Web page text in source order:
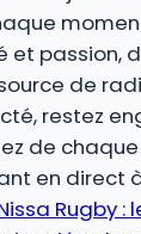
et passion,
de
restez
de
en direct
Rugby :